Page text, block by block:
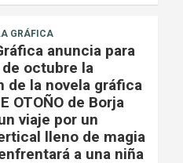
GRÁFICA
anuncia para
octubre la
de la novela gráfica
OTOÑO de Borja
viaje por un
lleno de magia
a una niña